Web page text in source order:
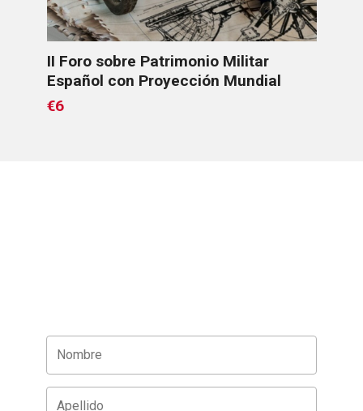
II Foro sobre Patrimonio Militar
Español con Proyección Mundial
€6